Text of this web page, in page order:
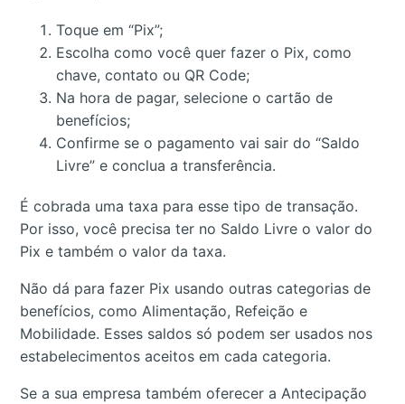
Toque em “Pix”;
Escolha como você quer fazer o Pix, como
chave, contato ou QR Code;
Na hora de pagar, selecione o cartão de
benefícios;
Confirme se o pagamento vai sair do “Saldo
Livre” e conclua a transferência.
É cobrada uma taxa para esse tipo de transação.
Por isso, você precisa ter no Saldo Livre o valor do
Pix e também o valor da taxa.
Não dá para fazer Pix usando outras categorias de
benefícios, como Alimentação, Refeição e
Mobilidade. Esses saldos só podem ser usados nos
estabelecimentos aceitos em cada categoria.
Se a sua empresa também oferecer a Antecipação